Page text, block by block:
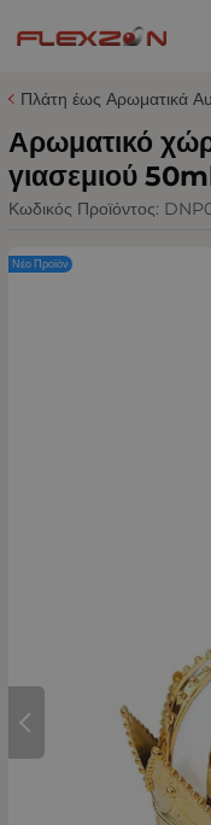
Πλάτη έως Αρωματικά
Αρωματικό
γιασεμιού
Κωδικός Προϊόντος:
Νέο Προϊόν